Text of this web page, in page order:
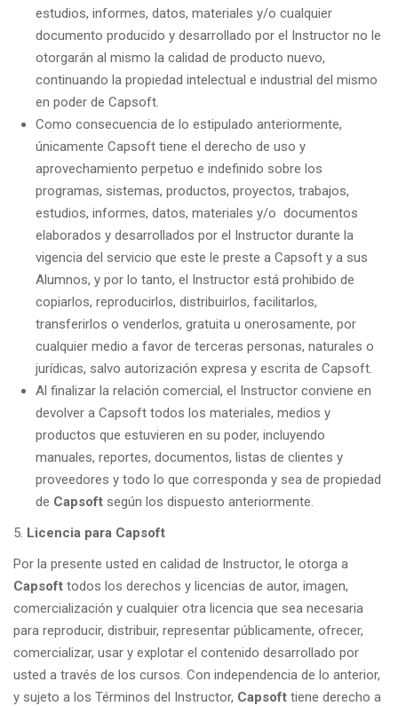
estudios, informes, datos, materiales y/o cualquier
documento producido y desarrollado por el Instructor no le
otorgarán al mismo la calidad de producto nuevo,
continuando la propiedad intelectual e industrial del mismo
en poder de Capsoft.
Como consecuencia de lo estipulado anteriormente,
únicamente Capsoft tiene el derecho de uso y
aprovechamiento perpetuo e indefinido sobre los
programas, sistemas, productos, proyectos, trabajos,
estudios, informes, datos, materiales y/o documentos
elaborados y desarrollados por el Instructor durante la
vigencia del servicio que este le preste a Capsoft y a sus
Alumnos, y por lo tanto, el Instructor está prohibido de
copiarlos, reproducirlos, distribuirlos, facilitarlos,
transferirlos o venderlos, gratuita u onerosamente, por
cualquier medio a favor de terceras personas, naturales o
jurídicas, salvo autorización expresa y escrita de Capsoft.
Al finalizar la relación comercial, el Instructor conviene en
devolver a Capsoft todos los materiales, medios y
productos que estuvieren en su poder, incluyendo
manuales, reportes, documentos, listas de clientes y
proveedores y todo lo que corresponda y sea de propiedad
de Capsoft según los dispuesto anteriormente.
Licencia para Capsoft
Por la presente usted en calidad de Instructor, le otorga a
Capsoft todos los derechos y licencias de autor, imagen,
comercialización y cualquier otra licencia que sea necesaria
para reproducir, distribuir, representar públicamente, ofrecer,
comercializar, usar y explotar el contenido desarrollado por
usted a través de los cursos. Con independencia de lo anterior,
y sujeto a los Términos del Instructor, Capsoft tiene derecho a